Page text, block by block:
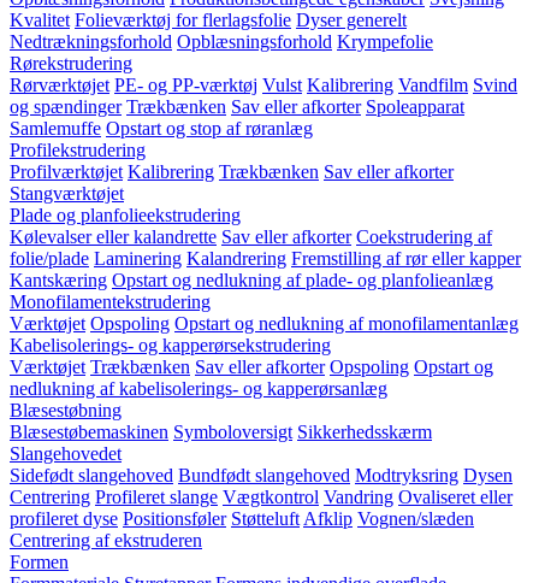
Kvalitet Folieværktøj for flerlagsfolie Dyser generelt
Nedtrækningsforhold Opblæsningsforhold Krympefolie
Rørekstrudering
Rørværktøjet PE- og PP-værktøj Vulst Kalibrering Vandfilm Svind
og spændinger Trækbænken Sav eller afkorter Spoleapparat
Samlemuffe Opstart og stop af røranlæg
Profilekstrudering
Profilværktøjet Kalibrering Trækbænken Sav eller afkorter
Stangværktøjet
Plade og planfolieekstrudering
Kølevalser eller kalandrette Sav eller afkorter Coekstrudering af
folie/plade Laminering Kalandrering Fremstilling af rør eller kapper
Kantskæring Opstart og nedlukning af plade- og planfolieanlæg
Monofilamentekstrudering
Værktøjet Opspoling Opstart og nedlukning af monofilamentanlæg
Kabelisolerings- og kapperørsekstrudering
Værktøjet Trækbænken Sav eller afkorter Opspoling Opstart og
nedlukning af kabelisolerings- og kapperørsanlæg
Blæsestøbning
Blæsestøbemaskinen Symboloversigt Sikkerhedsskærm
Slangehovedet
Sidefødt slangehoved Bundfødt slangehoved Modtryksring Dysen
Centrering Profileret slange Vægtkontrol Vandring Ovaliseret eller
profileret dyse Positionsføler Støtteluft Afklip Vognen/slæden
Centrering af ekstruderen
Formen